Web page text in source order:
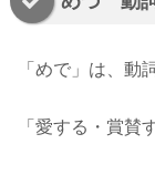
「めで」は、動
「愛する・賞賛